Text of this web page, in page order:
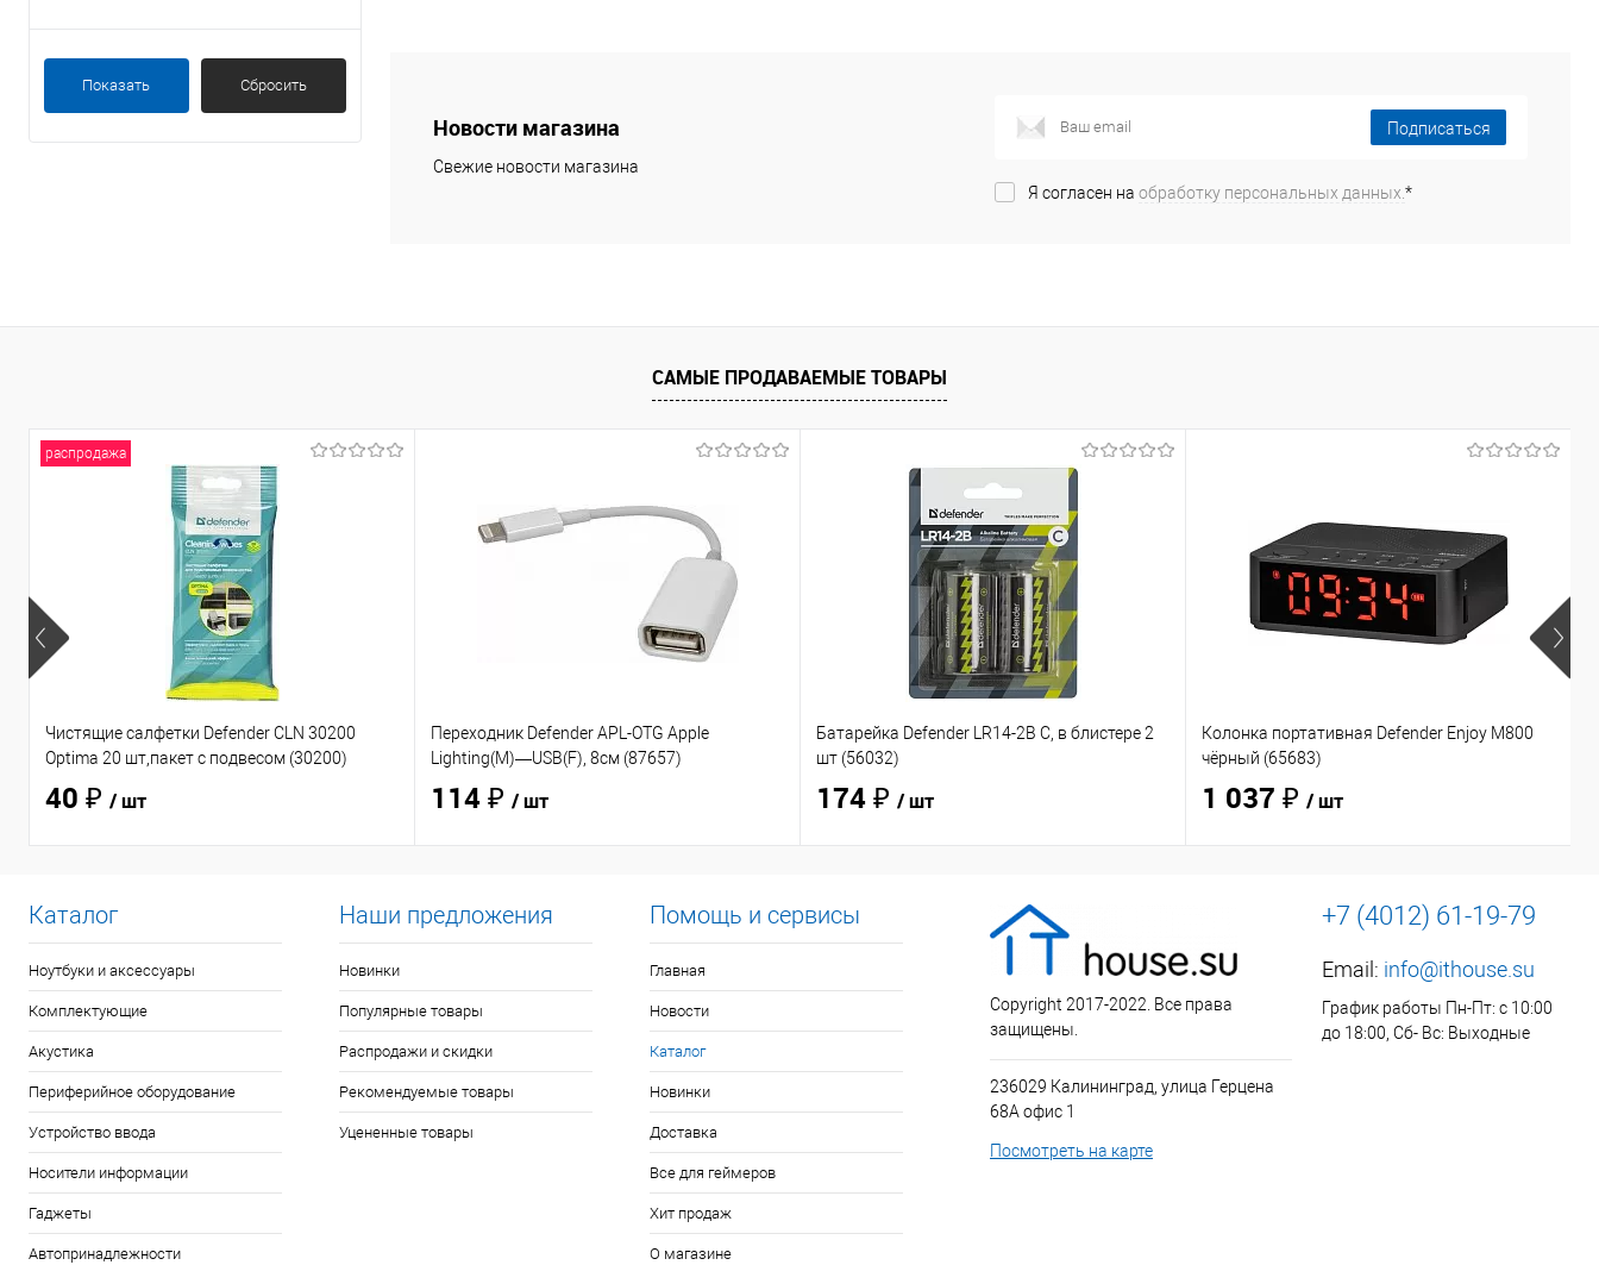
Показать Сбросить
Новости магазина
Свежие новости магазина
Подписаться
Я согласен на обработку персональных данных. *
САМЫЕ ПРОДАВАЕМЫЕ ТОВАРЫ
распродажа
Чистящие салфетки Defender CLN 30200
Optima 20 шт,пакет с подвесом (30200)
40 ₽ / шт
Переходник Defender APL-OTG Apple
Lighting(M)—USB(F), 8см (87657)
114 ₽ / шт
Батарейка Defender LR14-2B C, в блистере 2
шт (56032)
174 ₽ / шт
Колонка портативная Defender Enjoy M800
чёрный (65683)
1 037 ₽ / шт
Каталог
Ноутбуки и аксессуары
Комплектующие
Акустика
Периферийное оборудование
Устройство ввода
Носители информации
Гаджеты
Автопринадлежности
Наши предложения
Новинки
Популярные товары
Распродажи и скидки
Рекомендуемые товары
Уцененные товары
Помощь и сервисы
Главная
Новости
Каталог
Новинки
Доставка
Все для геймеров
Хит продаж
О магазине
Copyright 2017-2022. Все права
защищены.
236029 Калининград, улица Герцена
68А офис 1
Посмотреть на карте
+7 (4012) 61-19-79
Email: info@ithouse.su
График работы Пн-Пт: с 10:00
до 18:00, Сб- Вс: Выходные